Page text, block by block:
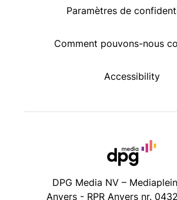
Paramètres de
Comment pouvons-nous
Accessibility
DPG Media NV –
Anvers - RPR Anvers nr.